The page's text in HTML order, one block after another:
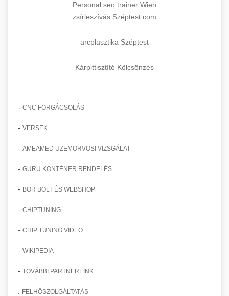
Personal seo trainer Wien
zsírleszívás Széptest.com
arcplasztika Széptest
Kárpittisztító Kölcsönzés
- CNC FORGÁCSOLÁS
- VERSEK
- AMEAMED ÜZEMORVOSI VIZSGÁLAT
- GURU KONTÉNER RENDELÉS
- BOR BOLT ÉS WEBSHOP
- CHIPTUNING
- CHIP TUNING VIDEO
- WIKIPEDIA
- TOVÁBBI PARTNEREINK
FELHŐSZOLGÁLTATÁS